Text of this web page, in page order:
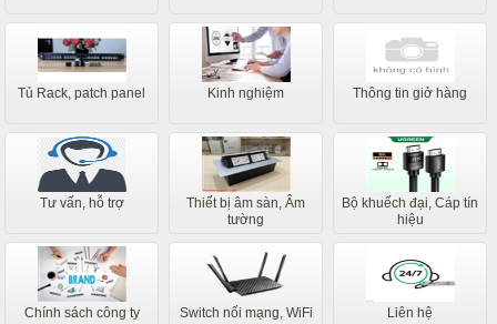
Tủ Rack, patch panel Kinh nghiệm Thông tin giở hàng
Tư vấn, hỗ trợ
Thiết bị âm sàn, Âm
tường
Bộ khuếch đại, Cáp tín
hiệu
Chính sách công ty Switch nối mạng, WiFi Liên hệ